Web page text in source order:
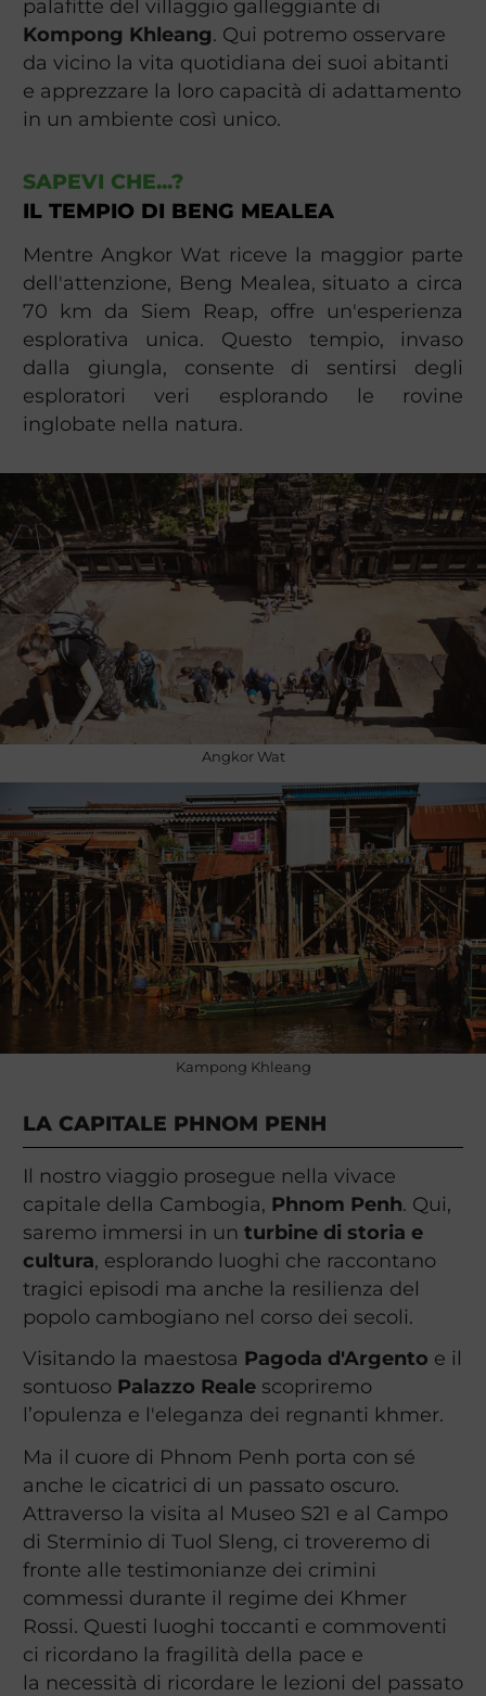
palafitte del villaggio galleggiante di
Kompong Khleang. Qui potremo osservare
da vicino la vita quotidiana dei suoi abitanti
e apprezzare la loro capacità di adattamento
in un ambiente così unico.
SAPEVI CHE...?
IL TEMPIO DI BENG MEALEA
Mentre Angkor Wat riceve la maggior parte
dell'attenzione, Beng Mealea, situato a circa
70 km da Siem Reap, offre un'esperienza
esplorativa unica. Questo tempio, invaso
dalla giungla, consente di sentirsi degli
esploratori veri esplorando le rovine
inglobate nella natura.
Angkor Wat
Kampong Khleang
LA CAPITALE PHNOM PENH
Il nostro viaggio prosegue nella vivace
capitale della Cambogia, Phnom Penh. Qui,
saremo immersi in un turbine di storia e
cultura, esplorando luoghi che raccontano
tragici episodi ma anche la resilienza del
popolo cambogiano nel corso dei secoli.
Visitando la maestosa Pagoda d'Argento e il
sontuoso Palazzo Realescopriremo
l’opulenza e l'eleganza dei regnanti khmer.
Ma il cuore di Phnom Penh porta con sé
anche le cicatrici di un passato oscuro.
Attraverso la visita al Museo S21 e al Campo
di Sterminio di Tuol Sleng, ci troveremo di
fronte alle testimonianze dei crimini
commessi durante il regime dei Khmer
Rossi. Questi luoghi toccanti e commoventi
ci ricordano la fragilità della pace e
la necessità di ricordare le lezioni del passato